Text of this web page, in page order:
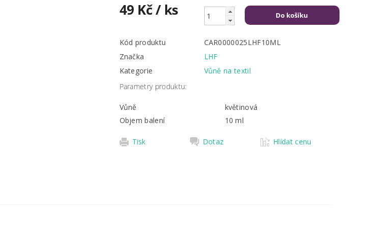
49 Kč/ ks
Kód produktu
CAR0000025LHF10ML
Značka
LHF
Kategorie
Vůně na textil
Parametry produktu:
Vůně
květinová
Objem balení
10 ml
Tisk Dotaz Hlídat cenu